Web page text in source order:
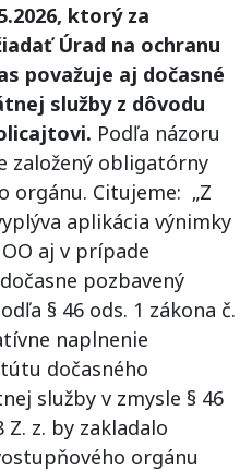
ktorý za
Úrad na ochranu
považuje aj dočasné
služby z dôvodu
Podľa názoru
založený obligatórny
orgánu. Citujeme: „Z
aplikácia výnimky
aj v prípade
pozbavený
§ 46 ods. 1 zákona č.
naplnenie
dočasného
služby v zmysle § 46
Z. z. by zakladalo
orgánu